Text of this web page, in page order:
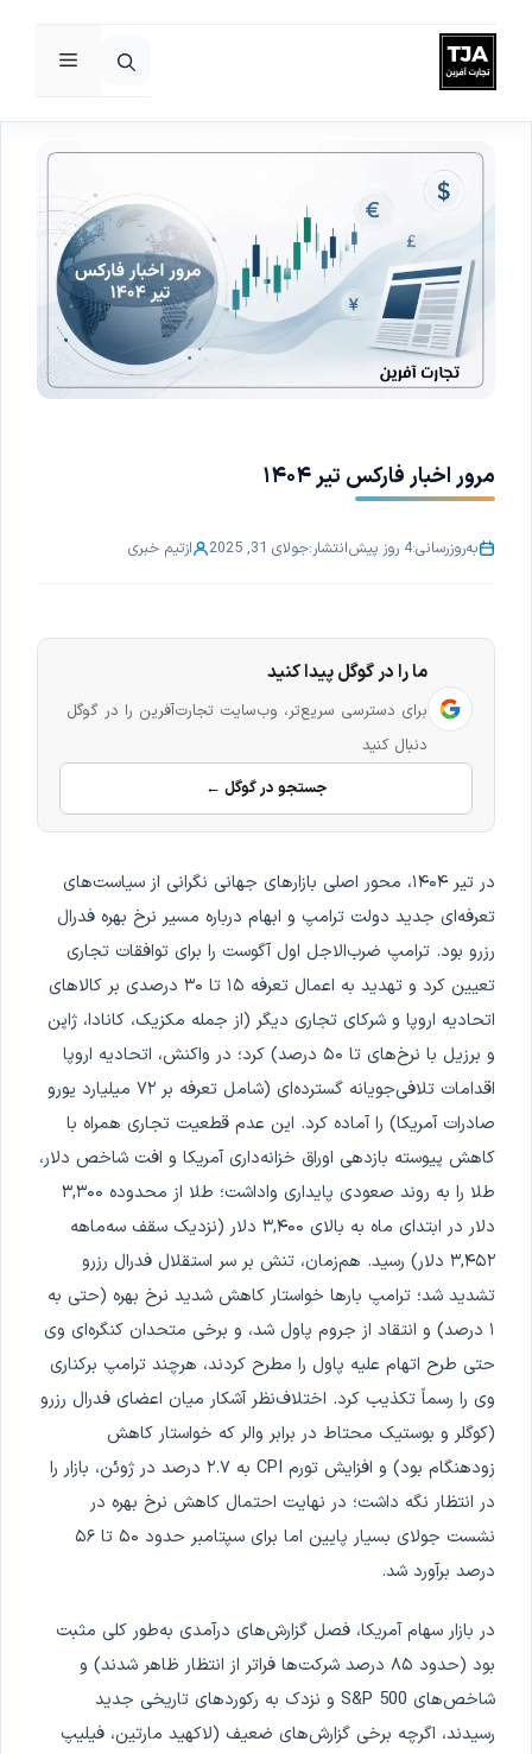
پرش
به
فهرست
مرور اخبار فارکس تیر ۱۴۰۴
به‌روزرسانی:4 روز پیش انتشار:جولای 31, 2025 ازتیم خبری
ما را در گوگل پیدا کنید
برای دسترسی سریع‌تر، وب‌سایت تجارت‌آفرین را در گوگل
دنبال کنید
جستجو در گوگل ←
در تیر ۱۴۰۴، محور اصلی بازارهای جهانی نگرانی از سیاست‌های
تعرفه‌ای جدید دولت ترامپ و ابهام درباره مسیر نرخ بهره فدرال
رزرو بود. ترامپ ضرب‌الاجل اول آگوست را برای توافقات تجاری
تعیین کرد و تهدید به اعمال تعرفه ۱۵ تا ۳۰ درصدی بر کالاهای
اتحادیه اروپا و شرکای تجاری دیگر (از جمله مکزیک، کانادا، ژاپن
و برزیل با نرخ‌های تا ۵۰ درصد) کرد؛ در واکنش، اتحادیه اروپا
اقدامات تلافی‌جویانه گسترده‌ای (شامل تعرفه بر ۷۲ میلیارد یورو
صادرات آمریکا) را آماده کرد. این عدم قطعیت تجاری همراه با
کاهش پیوسته بازدهی اوراق خزانه‌داری آمریکا و افت شاخص دلار،
طلا را به روند صعودی پایداری واداشت؛ طلا از محدوده ۳,۳۰۰
دلار در ابتدای ماه به بالای ۳,۴۰۰ دلار (نزدیک سقف سه‌ماهه
۳,۴۵۲ دلار) رسید. هم‌زمان، تنش بر سر استقلال فدرال رزرو
تشدید شد؛ ترامپ بارها خواستار کاهش شدید نرخ بهره (حتی به
۱ درصد) و انتقاد از جروم پاول شد، و برخی متحدان کنگره‌ای وی
حتی طرح اتهام علیه پاول را مطرح کردند، هرچند ترامپ برکناری
وی را رسماً تکذیب کرد. اختلاف‌نظر آشکار میان اعضای فدرال رزرو
(کوگلر و بوستیک محتاط در برابر والر که خواستار کاهش
زودهنگام بود) و افزایش تورم CPI به ۲.۷ درصد در ژوئن، بازار را
در انتظار نگه داشت؛ در نهایت احتمال کاهش نرخ بهره در
نشست جولای بسیار پایین اما برای سپتامبر حدود ۵۰ تا ۵۶
درصد برآورد شد.
در بازار سهام آمریکا، فصل گزارش‌های درآمدی به‌طور کلی مثبت
بود (حدود ۸۵ درصد شرکت‌ها فراتر از انتظار ظاهر شدند) و
شاخص‌های S&P 500 و نزدک به رکوردهای تاریخی جدید
رسیدند، اگرچه برخی گزارش‌های ضعیف (لاکهید مارتین، فیلیپ